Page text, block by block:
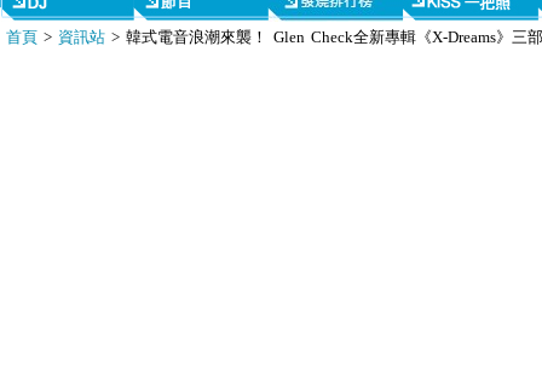
首頁 > 資訊站 > 韓式電音浪潮來襲！ Glen Check全新專輯《X-Dreams》三